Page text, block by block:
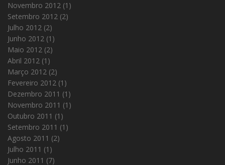
Novembro 2012 (1)
Setembro 2012 (2)
Julho 2012 (2)
Junho 2012 (1)
Maio 2012 (2)
Abril 2012 (1)
Março 2012 (2)
Fevereiro 2012 (1)
Dezembro 2011 (1)
Novembro 2011 (1)
Outubro 2011 (1)
Setembro 2011 (1)
Agosto 2011 (2)
Julho 2011 (1)
Junho 2011 (7)